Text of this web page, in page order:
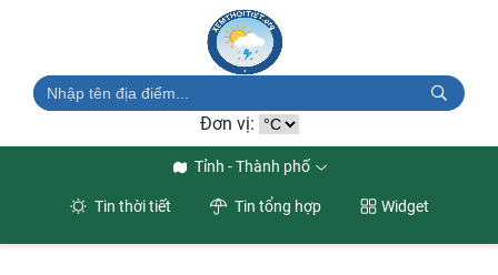
Đơn vị:
Tỉnh - Thành phố
Tin thời tiết Tin tổng hợp Widget